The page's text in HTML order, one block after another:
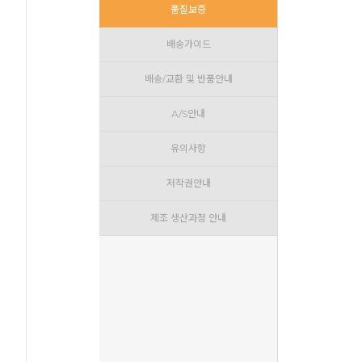
품질보증
배송가이드
배송/교환 및 반품안내
A/S안내
유의사항
저작권안내
제조 생산과정 안내